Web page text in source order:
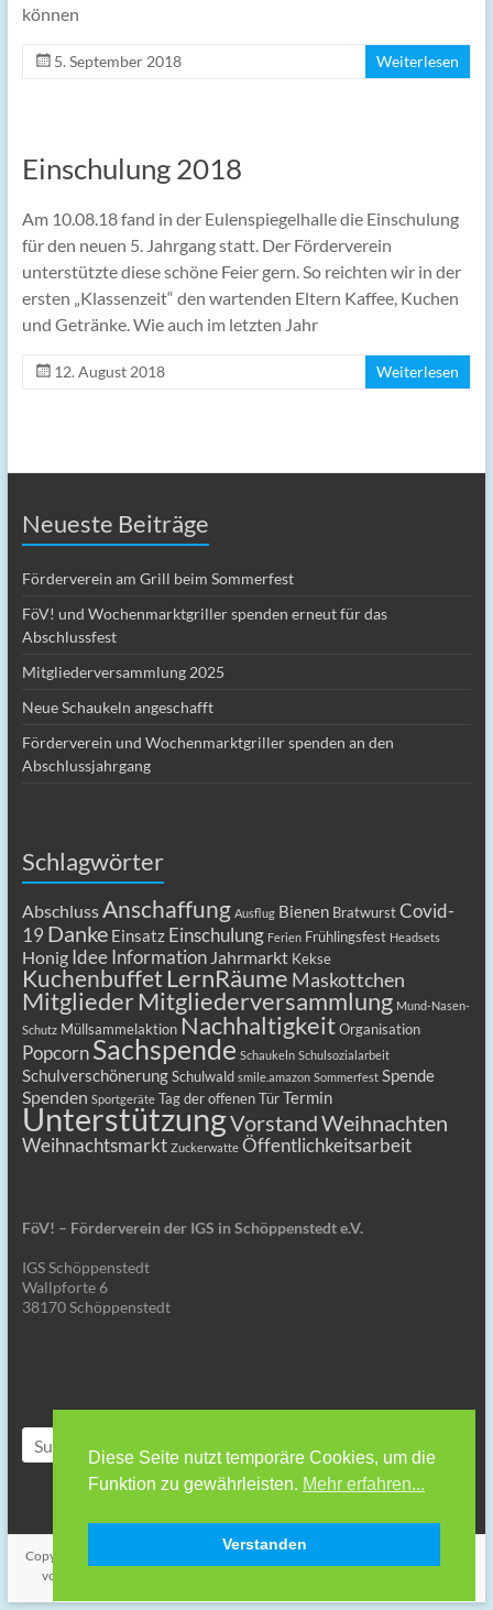
können
5. September 2018 Weiterlesen
Einschulung 2018
Am 10.08.18 fand in der Eulenspiegelhalle die Einschulung
für den neuen 5. Jahrgang statt. Der Förderverein
unterstützte diese schöne Feier gern. So reichten wir in der
ersten „Klassenzeit“ den wartenden Eltern Kaffee, Kuchen
und Getränke. Wie auch im letzten Jahr
12. August 2018 Weiterlesen
Neueste Beiträge
Förderverein am Grill beim Sommerfest
FöV! und Wochenmarktgriller spenden erneut für das
Abschlussfest
Mitgliederversammlung 2025
Neue Schaukeln angeschafft
Förderverein und Wochenmarktgriller spenden an den
Abschlussjahrgang
Schlagwörter
AbschlussAnschaffung Ausflug Bienen Bratwurst Covid-
19 Danke Einsatz Einschulung Ferien Frühlingsfest Headsets
Honig Idee Information Jahrmarkt Kekse
Kuchenbuffet LernRäume Maskottchen
Mitglieder Mitgliederversammlung Mund-Nasen-
Schutz Müllsammelaktion Nachhaltigkeit Organisation
Popcorn Sachspende Schaukeln Schulsozialarbeit
Schulverschönerung Schulwald smile.amazon Sommerfest Spende
Spenden Sportgeräte Tag der offenen Tür Termin
UnterstützungVorstandWeihnachten
Weihnachtsmarkt Zuckerwatte Öffentlichkeitsarbeit
FöV! – Förderverein der IGS in Schöppenstedt e.V.
IGS Schöppenstedt
Wallpforte 6
38170 Schöppenstedt
Copyright © 2026
vorbehalten. Theme
Diese Seite nutzt temporäre Cookies, um die
Funktion zu gewährleisten. Mehr erfahren...
Verstanden